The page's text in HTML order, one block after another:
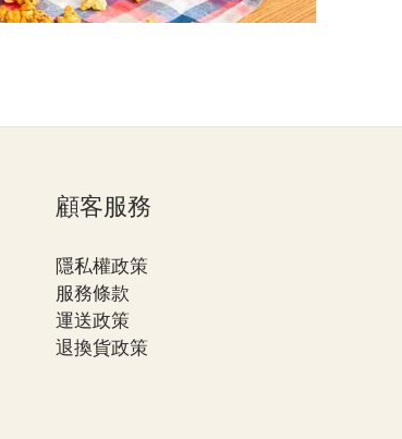
顧客服務
隱私權政策
服務條款
運送政策
退換貨政策